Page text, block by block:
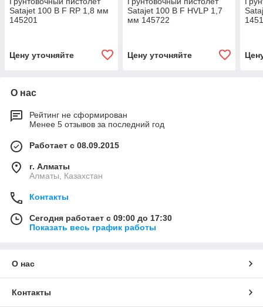
Satajet 100 B F RP 1,8 мм
145201
Цену уточняйте
Satajet 100 B F HVLP 1,7
мм 145722
Цену уточняйте
О нас
Рейтинг не сформирован
Менее 5 отзывов за последний год
Работает с 08.09.2015
г. Алматы
Алматы, Казахстан
Контакты
Сегодня работает с 09:00 до 17:30
Показать весь график работы
О нас
Контакты